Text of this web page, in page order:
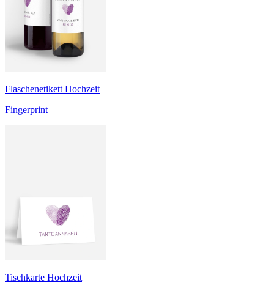
Flaschenetikett Hochzeit
Fingerprint
Tischkarte Hochzeit